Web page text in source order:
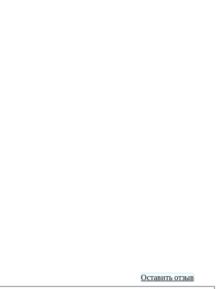
Оставить отзыв